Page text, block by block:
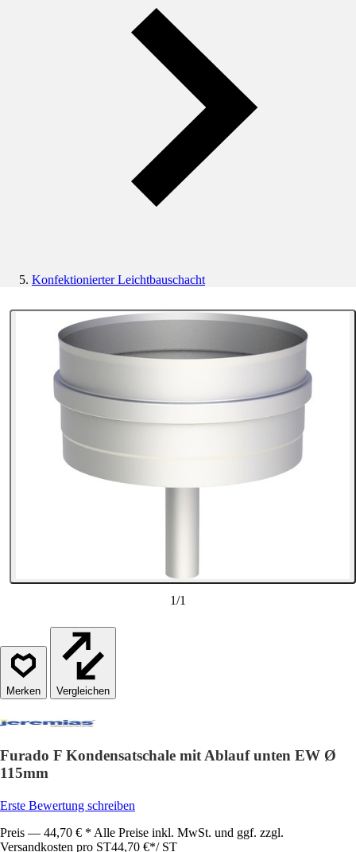
Konfektionierter Leichtbauschacht
1/1
Vergleichen
Furado F Kondensatschale mit Ablauf unten EW Ø
115mm
Erste Bewertung schreiben
Preis — 44,70 € * Alle Preise inkl. MwSt. und ggf. zzgl.
Versandkosten pro ST44,70 €*/ ST